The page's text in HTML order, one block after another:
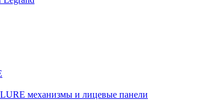
механизмы и лицевые панели